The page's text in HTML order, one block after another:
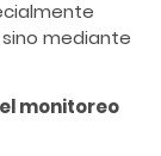
mediante
monitoreo